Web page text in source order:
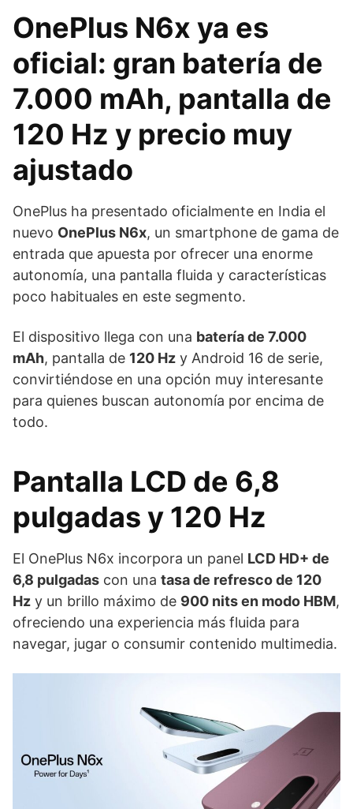
OnePlus N6x ya es
oficial: gran batería de
7.000 mAh, pantalla de
120 Hz y precio muy
ajustado
OnePlus ha presentado oficialmente en India el
nuevo OnePlus N6x, un smartphone de gama de
entrada que apuesta por ofrecer una enorme
autonomía, una pantalla fluida y características
poco habituales en este segmento.
El dispositivo llega con una batería de 7.000
mAh, pantalla de 120 Hz y Android 16 de serie,
convirtiéndose en una opción muy interesante
para quienes buscan autonomía por encima de
todo.
Pantalla LCD de 6,8
pulgadas y 120 Hz
El OnePlus N6x incorpora un panel LCD HD+ de
6,8 pulgadas con una tasa de refresco de 120
Hz y un brillo máximo de 900 nits en modo HBM,
ofreciendo una experiencia más fluida para
navegar, jugar o consumir contenido multimedia.